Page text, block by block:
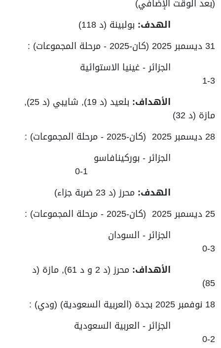
(بعد الوقت الإضافي)
الهدف: بولبينة (د 118)
31 ديسمبر 2025 (كان-2025 - مرحلة المجموعات) :
الجزائر - غينيا الاستوائية
3-1
الأهداف:
بلعيد (د 19), شايبي (د 25),
مازة (د 32)
28 ديسمبر 2025 (كان-2025 - مرحلة المجموعات) :
الجزائر - بوركينافاسو
الهدف: محرز (د 23 ضربة جزاء)
25 ديسمبر 2025 (كان-2025 - مرحلة المجموعات) :
الجزائر - السودان
3-0
الأهداف:
محرز (د 2 و د 61), مازة (د
85)
18 نوفمبر 2025 بجدة (العربية السعودية) (ودي) :
الجزائر - العربية السعودية
2-0